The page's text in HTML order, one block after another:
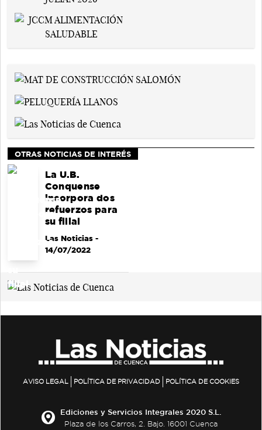
OTRAS NOTICIAS DE INTERÉS
La U.B.
Conquense
incorpora dos
refuerzos para
su filial
Las Noticias-
14/07/2022
AVISO LEGAL POLÍTICA DE PRIVACIDAD POLÍTICA DE COOKIES
Ediciones y Servicios Integrales 2020 S.L.
Plaza de los Carros, 2. Bajo. 16001 Cuenca